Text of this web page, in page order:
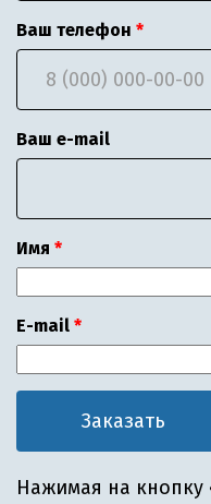
Ваш телефон
Ваш e-mail
Имя
E-mail
Нажимая на кнопку